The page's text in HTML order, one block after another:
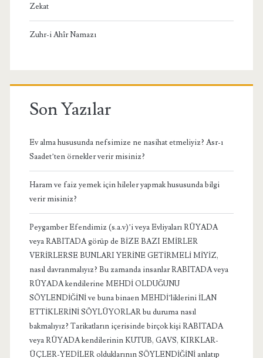
Zekat
Zuhr-i Ahîr Namazı
Son Yazılar
Ev alma hususunda nefsimize ne nasihat etmeliyiz? Asr-ı
Saadet’ten örnekler verir misiniz?
Haram ve faiz yemek için hileler yapmak hususunda bilgi
verir misiniz?
Peygamber Efendimiz (s.a.v)’i veya Evliyaları RÜYADA
veya RABITADA görüp de BİZE BAZI EMİRLER
VERİRLERSE BUNLARI YERİNE GETİRMELİ MİYİZ,
nasıl davranmalıyız? Bu zamanda insanlar RABITADA veya
RÜYADA kendilerine MEHDİ OLDUĞUNU
SÖYLENDİĞİNİ ve buna binaen MEHDİ’liklerini İLAN
ETTİKLERİNİ SÖYLÜYORLAR bu duruma nasıl
bakmalıyız? Tarikatların içerisinde birçok kişi RABITADA
veya RÜYADA kendilerinin KUTUB, GAVS, KIRKLAR-
ÜÇLER-YEDİLER olduklarının SÖYLENDİĞİNİ anlatıp